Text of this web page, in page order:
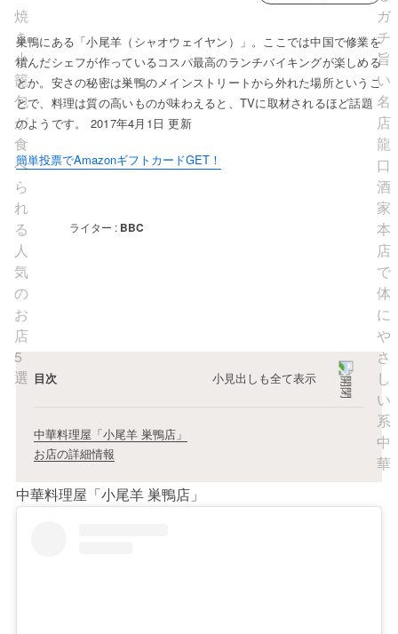
巣鴨にある「小尾羊（シャオウェイヤン）」。ここでは中国で修業を
積んだシェフが作っているコスパ最高のランチバイキングが楽しめる
とか。安さの秘密は巣鴨のメインストリートから外れた場所というこ
とで、料理は質の高いものが味わえると、TVに取材されるほど話題
のようです。 2017年4月1日 更新
簡単投票でAmazonギフトカードGET！
ライター : BBC
目次 小見出しも全て表示
中華料理屋「小尾羊 巣鴨店」
お店の詳細情報
中華料理屋「小尾羊 巣鴨店」